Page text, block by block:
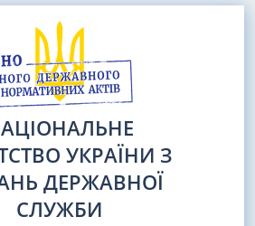
УКРАЇНИ З
ДЕРЖАВНОЇ
СЛУЖБИ